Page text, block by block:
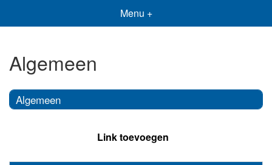
Menu +
Algemeen
Algemeen
Link toevoegen